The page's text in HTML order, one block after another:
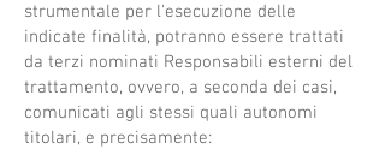
strumentale per l'esecuzione delle
indicate finalità, potranno essere trattati
da terzi nominati Responsabili esterni del
trattamento, ovvero, a seconda dei casi,
comunicati agli stessi quali autonomi
titolari, e precisamente: